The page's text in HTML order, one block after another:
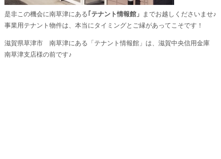
是非この機会に南草津にある ｢テナント情報館」 までお越しくださいませ♪
事業用テナント物件は、本当にタイミングとご縁があってこそです！
滋賀県草津市 南草津にある「テナント情報館」は、滋賀中央信用金庫
南草津支店様の前です♪